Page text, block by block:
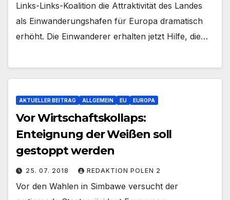
Links-Links-Koalition die Attraktivität des Landes
als Einwanderungshafen für Europa dramatisch
erhöht. Die Einwanderer erhalten jetzt Hilfe, die…
AKTUELLER BEITRAG ALLGEMEIN EU EUROPA
Vor Wirtschaftskollaps:
Enteignung der Weißen soll
gestoppt werden
25. 07. 2018 REDAKTION POLEN 2
Vor den Wahlen in Simbawe versucht der